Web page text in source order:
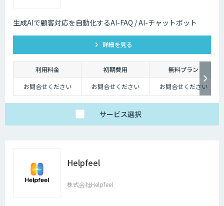
生成AIで顧客対応を自動化するAI-FAQ / AI-チャットボット
詳細を見る
利用料金 初期費用
無料プラン
お問合せください
お問合せください お問合せください
サービス選択
Helpfeel
株式会社Helpfeel